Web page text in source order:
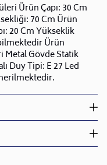
Ürün Çapı: 30 Cm
70 Cm Ürün
20 Cm Yükseklik
Ürün
Metal Gövde Statik
Duy Tipi: E 27 Led
sürede işleme